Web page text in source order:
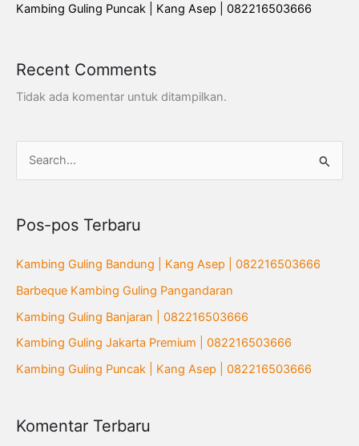
Kambing Guling Puncak | Kang Asep | 082216503666
Recent Comments
Tidak ada komentar untuk ditampilkan.
i
u
k
:
Pos-pos Terbaru
Kambing Guling Bandung | Kang Asep | 082216503666
Barbeque Kambing Guling Pangandaran
Kambing Guling Banjaran | 082216503666
Kambing Guling Jakarta Premium | 082216503666
Kambing Guling Puncak | Kang Asep | 082216503666
Komentar Terbaru